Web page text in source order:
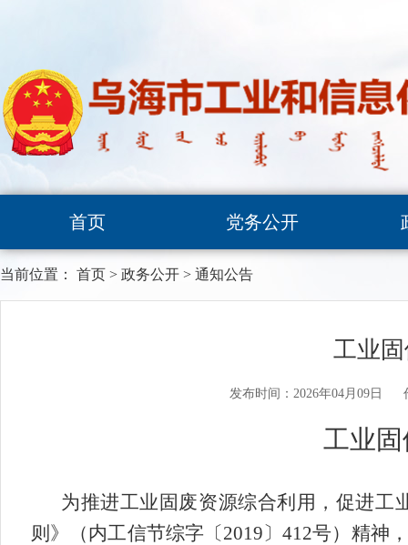
首页 党务公开
当前位置： 首页 > 政务公开 > 通知公告
工业
发布时间：2026年04月09日
工业
为推进工业固废资源综合利用，促进工
则 》 （内工信节综字〔2019〕412号） 精神